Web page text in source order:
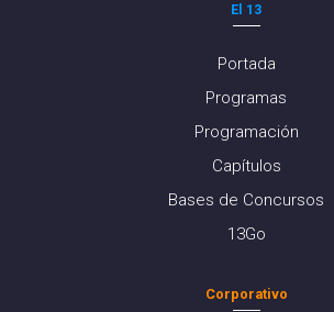
El 13
Portada
Programas
Programación
Capítulos
Bases de Concursos
13Go
Corporativo